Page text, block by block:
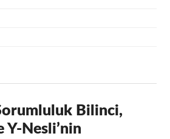
Bilinci,
Y-Nesli’nin